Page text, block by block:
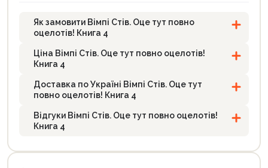
Як замовити Вімпі Стів. Оце тут повно
оцелотів! Книга 4
Ціна Вімпі Стів. Оце тут повно оцелотів!
Книга 4
Доставка по Україні Вімпі Стів. Оце тут
повно оцелотів! Книга 4
Відгуки Вімпі Стів. Оце тут повно оцелотів!
Книга 4